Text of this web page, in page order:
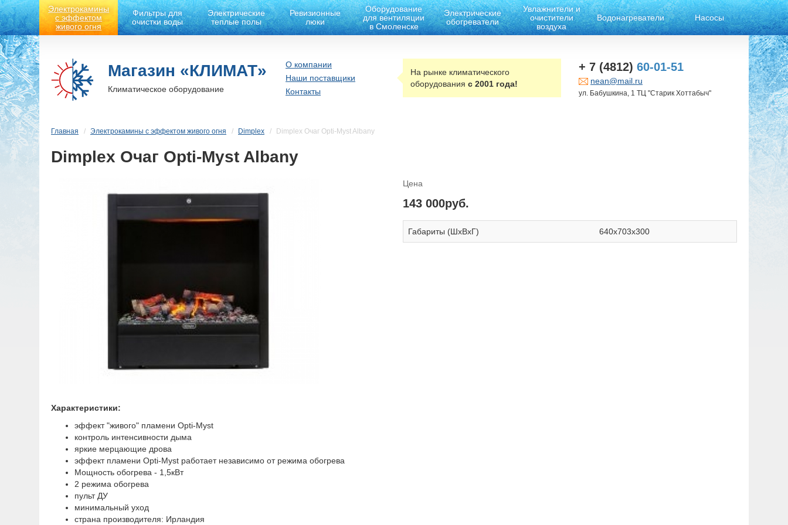
Электрокамины
с эффектом
живого огня
Фильтры для
очистки воды
Электрические
теплые полы
Ревизионные
люки
Оборудование
для вентиляции
в Смоленске
Электрические
обогреватели
Увлажнители и
очистители
воздуха
Водонагреватели Насосы
Магазин «КЛИМАТ»
Климатическое оборудование
О компании
Наши поставщики
Контакты
На рынке климатического
оборудования с 2001 года!
+ 7 (4812) 60-01-51
nean@mail.ru
ул. Бабушкина, 1 ТЦ "Старик Хоттабыч"
Главная Электрокамины с эффектом живого огня Dimplex Dimplex Очаг Opti-Myst Albany
Dimplex Очаг Opti-Myst Albany
Цена
143 000руб.
Габариты (ШxВxГ) 640x703x300
Характеристики:
эффект "живого" пламени Opti-Myst
контроль интенсивности дыма
яркие мерцающие дрова
эффект пламени Opti-Myst работает независимо от режима обогрева
Мощность обогрева - 1,5кВт
2 режима обогрева
пульт ДУ
минимальный уход
страна производителя: Ирландия